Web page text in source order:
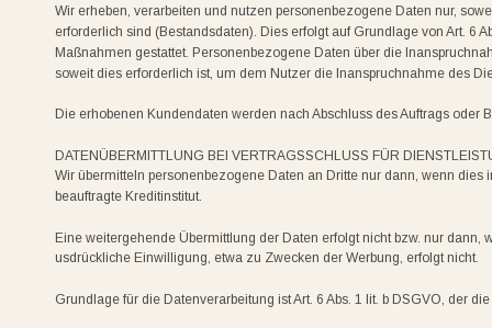
Wir erheben, verarbeiten und nutzen personenbezogene Daten nur,
erforderlich sind (Bestandsdaten). Dies erfolgt auf Grundlage von Art. 6
Maßnahmen gestattet. Personenbezogene Daten über die
soweit dies erforderlich ist, um dem Nutzer die Inanspruchnahme des
Die erhobenen Kundendaten werden nach Abschluss des Auftrags
DATENÜBERMITTLUNG BEI VERTRAGSSCHLUSS FÜR
Wir übermitteln personenbezogene Daten an Dritte nur dann, wenn
beauftragte Kreditinstitut.
Eine weitergehende Übermittlung der Daten erfolgt nicht bzw. nur
usdrückliche Einwilligung, etwa zu Zwecken der Werbung, erfolgt nicht.
Grundlage für die Datenverarbeitung ist Art. 6 Abs. 1 lit. b DSGVO, der